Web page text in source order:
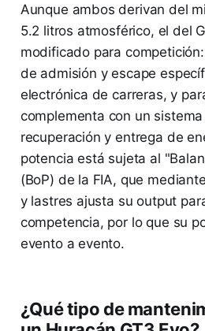
Aunque ambos derivan del
5.2 litros atmosférico, el del
modificado para
de admisión y escape
electrónica de carreras, y
complementa con un
recuperación y entrega de
potencia está sujeta al
(BoP) de la FIA, que
y lastres ajusta su output
competencia, por lo que su
evento a evento.
¿Qué tipo de